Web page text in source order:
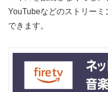
YouTubeなどのストリー
できます。